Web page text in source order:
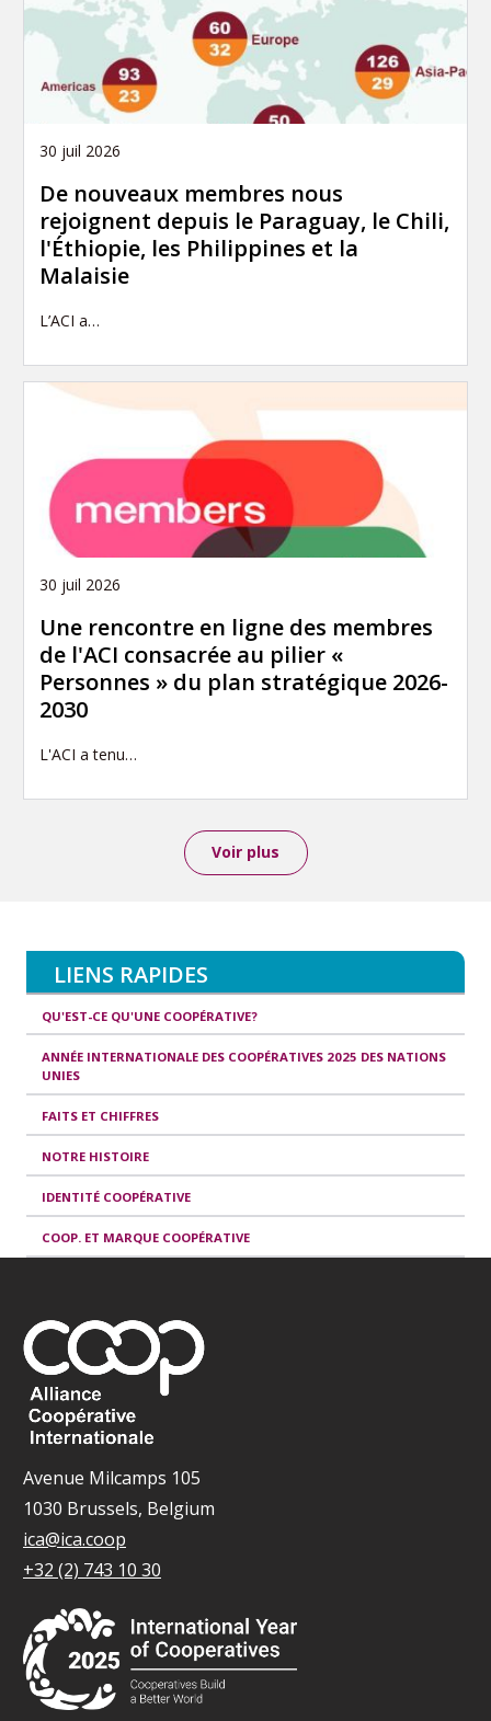
30 juil 2026
De nouveaux membres nous
rejoignent depuis le Paraguay, le Chili,
l'Éthiopie, les Philippines et la
Malaisie
L’ACI a…
30 juil 2026
Une rencontre en ligne des membres
de l'ACI consacrée au pilier «
Personnes » du plan stratégique 2026-
2030
L'ACI a tenu…
Voir plus
LIENS RAPIDES
QU'EST-CE QU'UNE COOPÉRATIVE?
ANNÉE INTERNATIONALE DES COOPÉRATIVES 2025 DES NATIONS
UNIES
FAITS ET CHIFFRES
NOTRE HISTOIRE
IDENTITÉ COOPÉRATIVE
COOP. ET MARQUE COOPÉRATIVE
Avenue Milcamps 105
1030 Brussels, Belgium
ica@ica.coop
+32 (2) 743 10 30